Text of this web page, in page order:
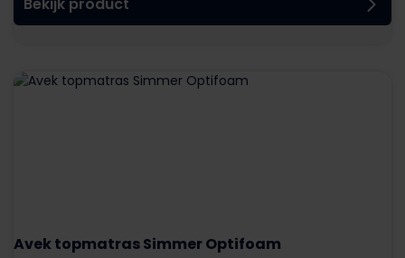
Bekijk product
Avek topmatras Simmer Optifoam